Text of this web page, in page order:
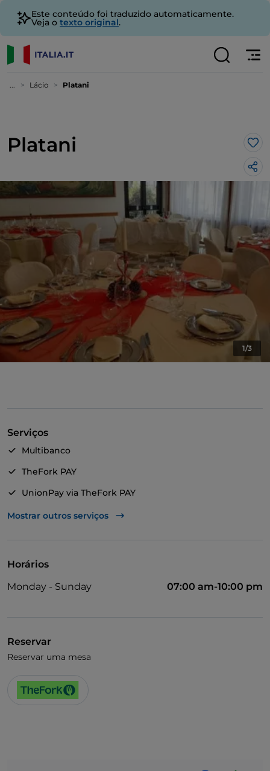
Este conteúdo foi traduzido automaticamente.
Veja o texto original.
... Lácio Platani
Platani
1/3
Serviços
Multibanco
TheFork PAY
UnionPay via TheFork PAY
Visa
Mostrar outros serviços
Horários
Monday - Sunday
07:00 am-10:00 pm
Reservar
Reservar uma mesa